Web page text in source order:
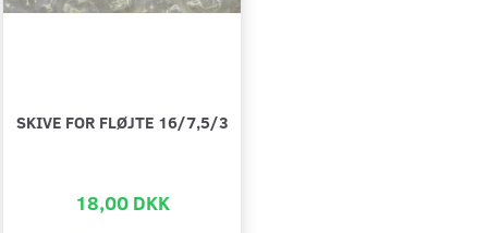
SKIVE FOR FLØJTE 16/7,5/3
18,00 DKK